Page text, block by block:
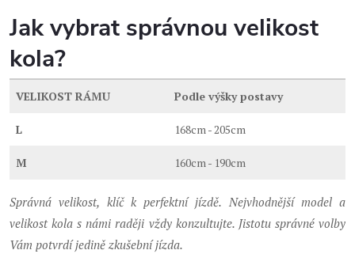
Jak vybrat správnou velikost
kola?
VELIKOST RÁMU Podle výšky postavy
L 168cm - 205cm
M 160cm - 190cm
Správná velikost, klíč k perfektní jízdě. Nejvhodnější model a
velikost kola s námi raději vždy konzultujte. Jistotu správné volby
Vám potvrdí jedině zkušební jízda.